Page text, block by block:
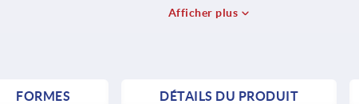
Douille et tige filetée en inox 1.4305.
Afficher plus
FORMES DÉTAILS DU PRODUIT